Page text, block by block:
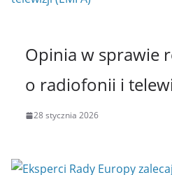
Opinia w sprawie
o radiofonii i
28 stycznia 2026